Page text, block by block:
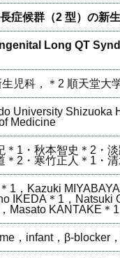
症候群（2 型）の新
Long QT
児科，＊2 順天堂
University Shizuoka
Medicine
1・秋本智史＊2・
2・寒竹正人＊1・
1，Kazuki
IKEDA＊1，Natsuki
Masato KANTAKE＊
，infant，β-blocker